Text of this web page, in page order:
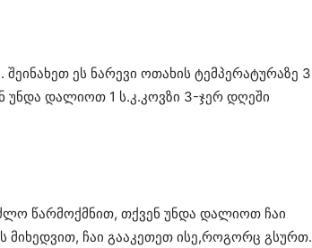
ეს ნარევი ოთახის ტემპერატურაზე 3
უნდა დალიოთ 1 ს.კ.კოვზი 3-ჯერ დღეში
წარმოქმნით, თქვენ უნდა დალიოთ ჩაი
მიხედვით, ჩაი გააკეთეთ ისე,როგორც გსურთ.